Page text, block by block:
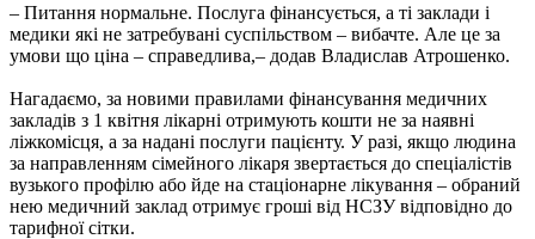
– Питання нормальне. Послуга фінансується, а ті заклади і
медики які не затребувані суспільством – вибачте. Але це за
умови що ціна – справедлива,– додав Владислав Атрошенко.
Нагадаємо, за новими правилами фінансування медичних
закладів з 1 квітня лікарні отримують кошти не за наявні
ліжкомісця, а за надані послуги пацієнту. У разі, якщо людина
за направленням сімейного лікаря звертається до спеціалістів
вузького профілю або йде на стаціонарне лікування – обраний
нею медичний заклад отримує гроші від НСЗУ відповідно до
тарифної сітки.